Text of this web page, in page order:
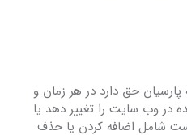
حق دارد در هر زمان و
در وب سایت را تغییر دهد یا
شامل اضافه کردن یا حذف